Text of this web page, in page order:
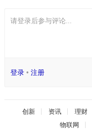
请登录后参与评论...
登录• 注册
创新 资讯 理财
物联网